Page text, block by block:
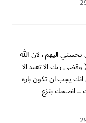
اليهم ، لان الله
وقضى ربك الا تعبد الا
انك يجب ان تكون باره
.. انصحك بنزع